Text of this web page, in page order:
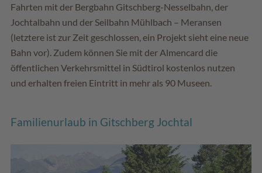
Fahrten mit der Bergbahn Gitschberg-Nesselbahn, der
Jochtalbahn und der Seilbahn Mühlbach – Meransen
(letztere ist zur Zeit geschlossen, ein Projekt sieht eine neue
Bahn vor). Zudem können Sie mit der Almencard die
öffentlichen Verkehrsmittel in Südtirol kostenlos nutzen
und erhalten freien Eintritt in mehr als 90 Museen.
Familienurlaub in Gitschberg Jochtal